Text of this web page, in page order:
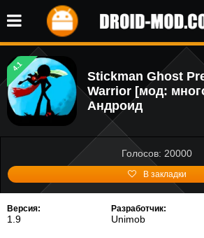
4.1
Stickman Ghost
Warrior [мод:
Андроид
Голосов: 20000
В закладки
Версия:
1.9
Разработчик:
Unimob